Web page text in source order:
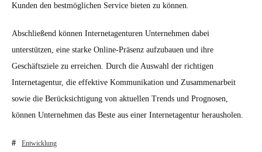
Kunden den bestmöglichen Service bieten zu können.
Abschließend können Internetagenturen Unternehmen dabei
unterstützen, eine starke Online-Präsenz aufzubauen und ihre
Geschäftsziele zu erreichen. Durch die Auswahl der richtigen
Internetagentur, die effektive Kommunikation und Zusammenarbeit
sowie die Berücksichtigung von aktuellen Trends und Prognosen,
können Unternehmen das Beste aus einer Internetagentur herausholen.
Entwicklung